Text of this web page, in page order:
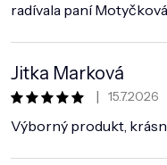
radívala paní
Jitka Marková
Hodnocení obchodu je
| 15.7.2026
Výborný produkt,